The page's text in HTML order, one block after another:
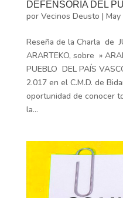
DEFENSORÍA DEL
por Vecinos Deusto |
Reseña de la Charla de
ARARTEKO, sobre »
PUEBLO DEL PAÍS
2.017 en el C.M.D. de
oportunidad de conocer
la...